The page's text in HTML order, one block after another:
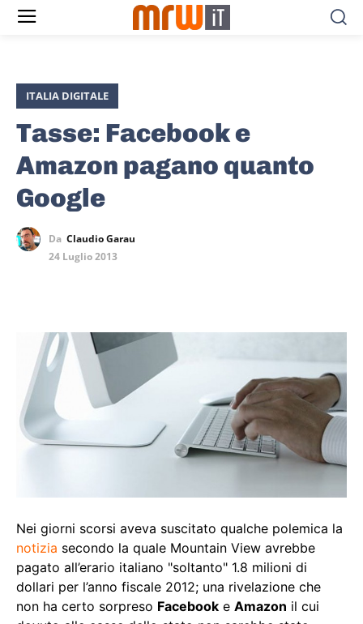
ITALIA DIGITALE
Tasse: Facebook e
Amazon pagano quanto
Google
Da Claudio Garau
24 Luglio 2013
Nei giorni scorsi aveva suscitato qualche polemica la
notizia secondo la quale Mountain View avrebbe
pagato all’erario italiano "soltanto" 1.8 milioni di
dollari per l’anno fiscale 2012; una rivelazione che
non ha certo sorpreso Facebook e Amazon il cui